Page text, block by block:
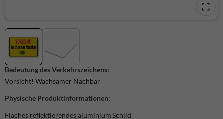
Bedeutung des Verkehrszeichens:
Vorsicht! Wachsamer Nachbar
Physische Produktinformationen:
Flaches reflektierendes aluminium Schild